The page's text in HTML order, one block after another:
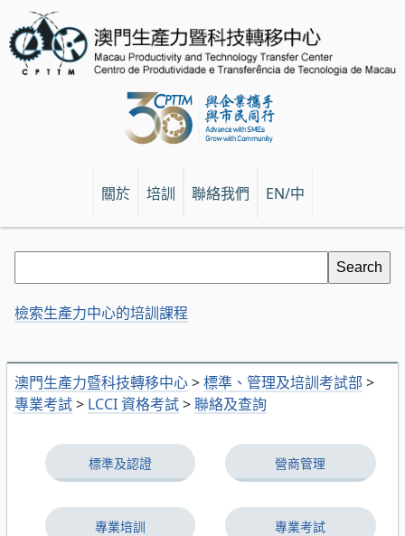
關於 培訓 聯絡我們 EN/中
澳門生產力暨科技轉移中心>標準、管理及培訓考試部 >
專業考試> LCCI 資格考試>聯絡及查詢
標準及認證 營商管理
專業培訓 專業考試
檢索生產力中心的培訓課程